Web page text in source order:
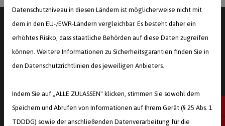
Datenschutzniveau in diesen Ländern ist möglicherweise nicht mit
dem in den EU-/EWR-Ländern vergleichbar. Es besteht daher ein
erhöhtes Risiko, dass staatliche Behörden auf diese Daten zugreifen
können. Weitere Informationen zu Sicherheitsgarantien finden Sie in
den Datenschutzrichtlinien des jeweiligen Anbieters.
Indem Sie auf „ALLE ZULASSEN" klicken, stimmen Sie sowohl dem
Speichern und Abrufen von Informationen auf Ihrem Gerät (§ 25 Abs. 1
TDDDG) sowie der anschließenden Datenverarbeitung für die